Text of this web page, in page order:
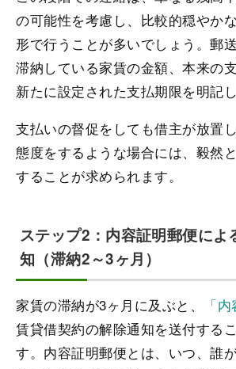
の可能性を考慮し、比較的穏やか
形で行うことが多いでしょう。郵
滞納している家賃の金額、本来の
新たに設定された支払期限を明記し
支払いの督促をしても借主が放置
態度をするような場合には、毅然
することが求められます。
ステップ2：内容証明郵便によ
知（滞納2～3ヶ月）
家賃の滞納が3ヶ月に及ぶと、 「
賃貸借契約の解除通知を送付する
す。内容証明郵便とは、いつ、誰